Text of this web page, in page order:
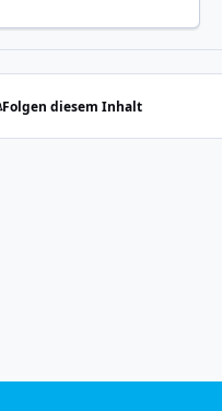
Folgen diesem Inhalt